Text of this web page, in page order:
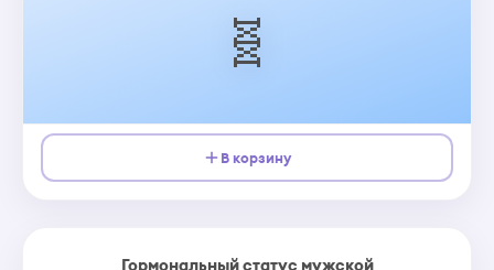
🧬
В корзину
Гормональный статус мужской